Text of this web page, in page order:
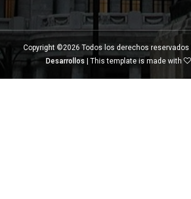
Copyright ©2026 Todos los derechos reservados |
Desarrollos | This template is made with